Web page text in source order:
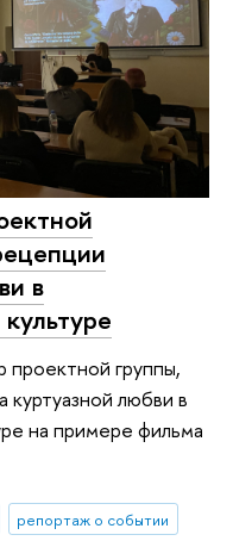
в
проектной группы,
любви в
на примере фильма
репортаж о событии